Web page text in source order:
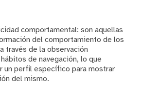
comportamental: son aquellas
del comportamiento de los
través de la observación
de navegación, lo que
un perfil específico para mostrar
del mismo.